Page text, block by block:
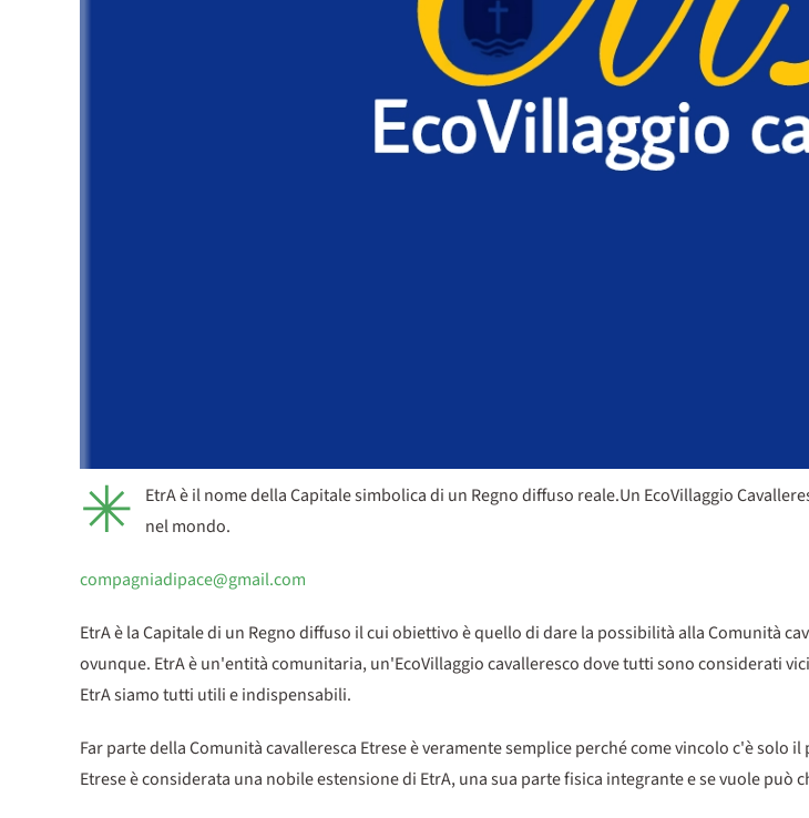
✳
EtrA è il nome della Capitale simbolica di un Regno diffuso reale.Un EcoVillaggio
nel mondo.
compagniadipace@gmail.com
EtrA è la Capitale di un Regno diffuso il cui obiettivo è quello di dare la possibilità alla Comunità
ovunque. EtrA è un'entità comunitaria, un'EcoVillaggio cavalleresco dove tutti sono considerati
EtrA siamo tutti utili e indispensabili.
Far parte della Comunità cavalleresca Etrese è veramente semplice perché come vincolo c'è
Etrese è considerata una nobile estensione di EtrA, una sua parte fisica integrante e se vuole può